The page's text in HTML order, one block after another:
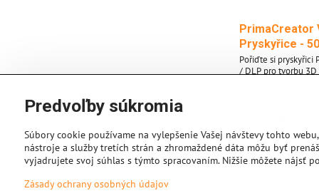
PrimaCreator
Pryskyřice -
Pořiďte si pryskyřici
/ DLP pro tvorbu
pryskyřice
Použití na vašich
tiskárnách *
Predvoľby súkromia
Súbory cookie používame na vylepšenie Vašej návštevy tohto
nástroje a služby tretích strán a zhromaždené dáta môžu byť
vyjadrujete svoj súhlas s týmto spracovaním. Nižšie môžete nájsť
Zásady ochrany osobných údajov